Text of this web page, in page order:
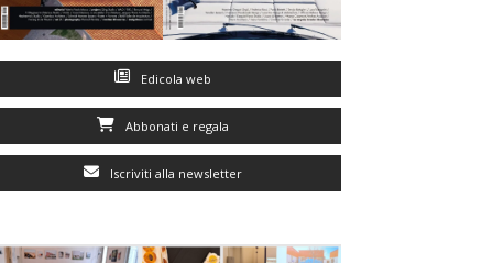
Edicola web
Abbonati e regala
Iscriviti alla newsletter